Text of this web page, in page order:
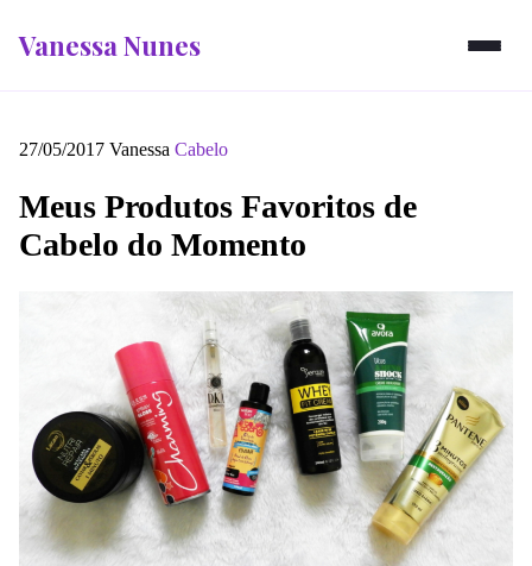
Vanessa Nunes
27/05/2017 Vanessa Cabelo
Meus Produtos Favoritos de
Cabelo do Momento